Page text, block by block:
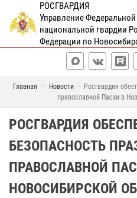
РОСГВАРДИЯ
Управление
национальной гвардии
Федерации по
Главная Новости
Росгвардия
православной Пасхи в
РОСГВАРДИЯ
БЕЗОПАСНОСТЬ
ПРАВОСЛАВНОЙ
НОВОСИБИРСКОЙ